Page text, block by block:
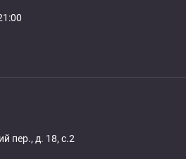
пер., д. 18, с.2